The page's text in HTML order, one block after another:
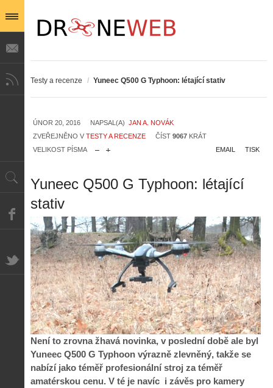
Testy a recenze / Yuneec Q500 G Typhoon: létající stativ
ÚNOR 20, 2016 NAPSAL(A) JAN A. NOVÁK
ZVEŘEJNĚNO V TESTY A RECENZE ČÍST 9067 KRÁT
VELIKOST PÍSMA
TISK
EMAIL
Yuneec Q500 G Typhoon: létající
stativ
Není to zrovna žhavá novinka, v poslední době ale byl
Yuneec Q500 G Typhoon výrazně zlevněný, takže se
nabízí jako téměř profesionální stroj za téměř
amatérskou cenu. V té je navíc i závěs pro kamery